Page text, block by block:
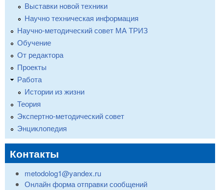
Выставки новой техники
Научно техническая информация
Научно-методический совет МА ТРИЗ
Обучение
От редактора
Проекты
Работа
Истории из жизни
Теория
Экспертно-методический совет
Энциклопедия
Контакты
metodolog1@yandex.ru
Онлайн форма отправки сообщений